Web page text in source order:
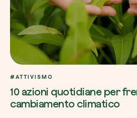
#ATTIVISMO
10 azioni quotidiane per
cambiamento climatico